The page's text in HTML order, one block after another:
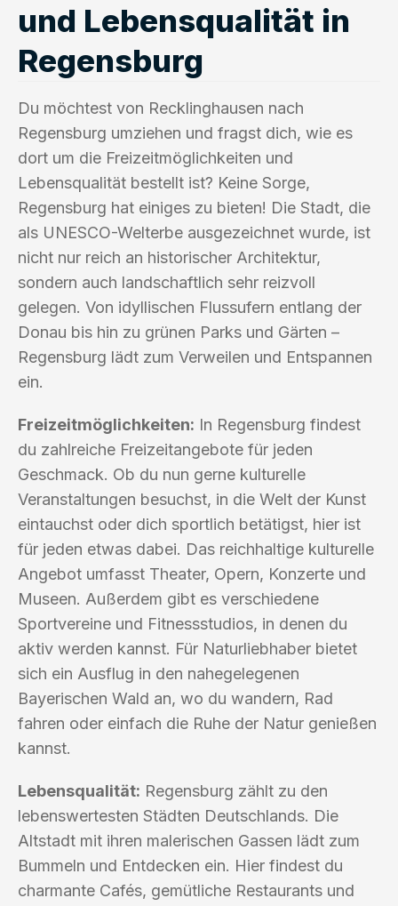
und Lebensqualität in
Regensburg
Du möchtest von Recklinghausen nach
Regensburg umziehen und fragst dich, wie es
dort um die Freizeitmöglichkeiten und
Lebensqualität bestellt ist? Keine Sorge,
Regensburg hat einiges zu bieten! Die Stadt, die
als UNESCO-Welterbe ausgezeichnet wurde, ist
nicht nur reich an historischer Architektur,
sondern auch landschaftlich sehr reizvoll
gelegen. Von idyllischen Flussufern entlang der
Donau bis hin zu grünen Parks und Gärten –
Regensburg lädt zum Verweilen und Entspannen
ein.
Freizeitmöglichkeiten: In Regensburg findest
du zahlreiche Freizeitangebote für jeden
Geschmack. Ob du nun gerne kulturelle
Veranstaltungen besuchst, in die Welt der Kunst
eintauchst oder dich sportlich betätigst, hier ist
für jeden etwas dabei. Das reichhaltige kulturelle
Angebot umfasst Theater, Opern, Konzerte und
Museen. Außerdem gibt es verschiedene
Sportvereine und Fitnessstudios, in denen du
aktiv werden kannst. Für Naturliebhaber bietet
sich ein Ausflug in den nahegelegenen
Bayerischen Wald an, wo du wandern, Rad
fahren oder einfach die Ruhe der Natur genießen
kannst.
Lebensqualität: Regensburg zählt zu den
lebenswertesten Städten Deutschlands. Die
Altstadt mit ihren malerischen Gassen lädt zum
Bummeln und Entdecken ein. Hier findest du
charmante Cafés, gemütliche Restaurants und